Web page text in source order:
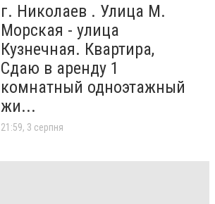
г. Николаев . Улица М.
Морская - улица
Кузнечная. Квартира,
Сдаю в аренду 1
комнатный одноэтажный
жи...
21:59, 3 серпня